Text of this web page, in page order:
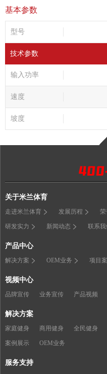
基本参数
型号
技术参数
输入功率
速度
坡度
关于米兰体育
走进米兰体育 发展历程
研发实力 新闻动态 联系我
产品中心
解决方案 OEM业务 项目
视频中心
品牌宣传 业务宣传 产品视频
解决方案
家庭健身 商用健身 全民健身
案例展示 OEM业务
服务支持